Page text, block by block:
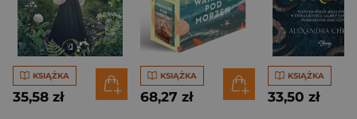
KSIĄŻKA
35,58 zł
KSIĄŻKA
68,27 zł
KSIĄŻKA
33,50 zł